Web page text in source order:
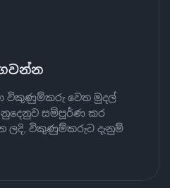
විකුණුම්කරු වෙත මුදල්
සම්පූර්ණ කර
ලදි, විකුණුම්කරුට දැනුම්